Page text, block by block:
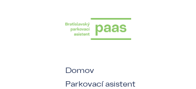
Domov
Parkovací asistent